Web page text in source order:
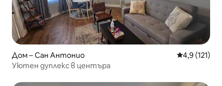
Дом – Сан Антонио Средна
4,9 (121)
Уютен дуплекс в центъра